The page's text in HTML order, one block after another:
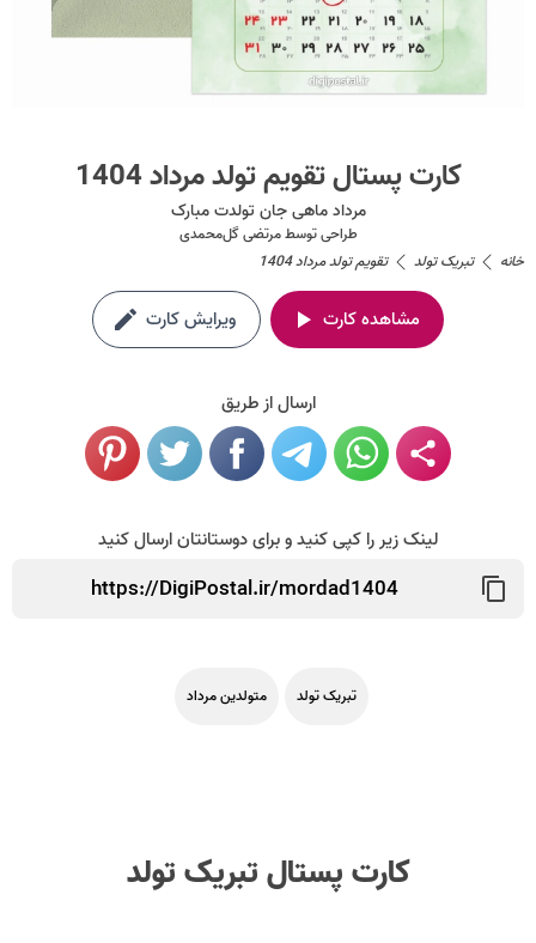
کارت پستال تقویم تولد مرداد 1404
مرداد ماهی جان تولدت مبارک
طراحی توسطمرتضی گل‌محمدی
خانه
تبریک تولد تقویم تولد مرداد 1404
مشاهده کارت ویرایش کارت
ارسال از طریق
لینک زیر را کپی کنید و برای دوستانتان ارسال کنید
تبریک تولد متولدین مرداد
کارت پستال تبریک تولد